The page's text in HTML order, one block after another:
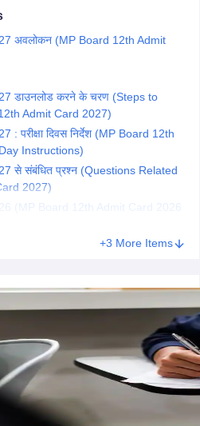
अवलोकन (MP Board 12th Admit
डाउनलोड करने के चरण (Steps to
Admit Card 2027)
: परीक्षा दिवस निर्देश (MP Board 12th
Instructions)
से संबंधित प्रश्न (Questions Related
2027)
2026 (MP Board 12th Admit Card 2026
+3 More Items